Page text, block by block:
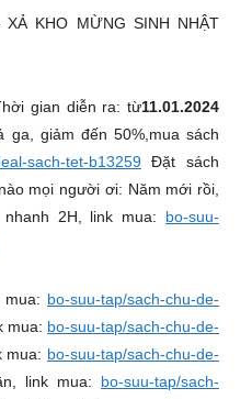
KHO MỪNG SINH NHẬT
gian diễn ra: từ11.01.2024
ga, giảm đến 50%,mua sách
sach-tet-b13259Đặt sách
mọi người ơi: Năm mới rồi,
2H, link mua: bo-suu-
bo-suu-tap/sach-chu-de-
mua: bo-suu-tap/sach-chu-de-
mua: bo-suu-tap/sach-chu-de-
link mua: bo-suu-tap/sach-